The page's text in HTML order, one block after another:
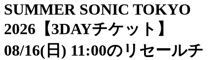
SUMMER SONIC TOKYO
2026【3DAYチケット】
08/16(日) 11:00のリセールチ